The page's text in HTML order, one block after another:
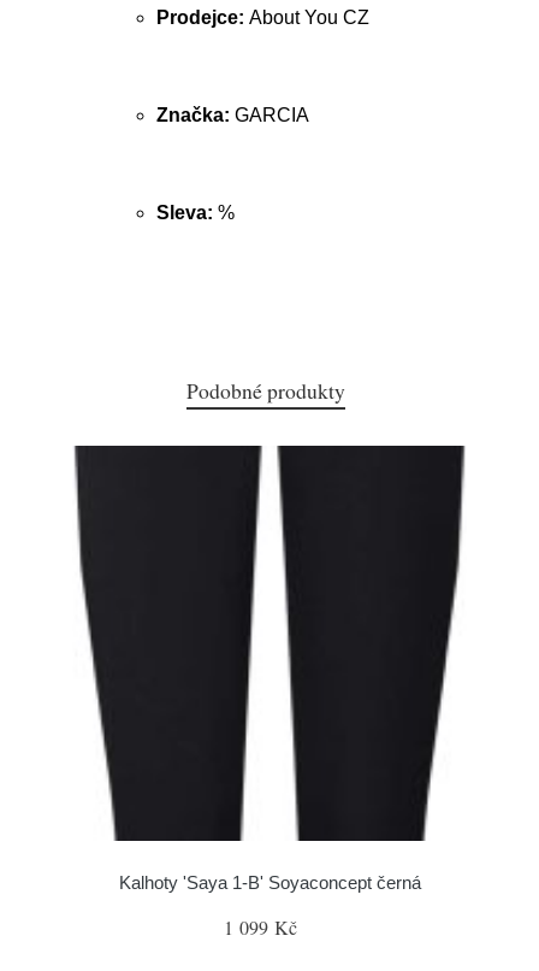
Prodejce: About You CZ
Značka: GARCIA
Sleva: %
Podobné produkty
Kalhoty 'Saya 1-B' Soyaconcept černá
1 099 Kč